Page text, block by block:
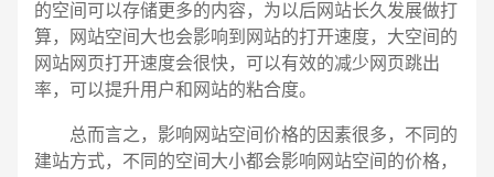
的空间可以存储更多的内容，为以后网站长久发展做打
算，网站空间大也会影响到网站的打开速度，大空间的
网站网页打开速度会很快，可以有效的减少网页跳出
率，可以提升用户和网站的粘合度。
总而言之，影响网站空间价格的因素很多，不同的
建站方式，不同的空间大小都会影响网站空间的价格，